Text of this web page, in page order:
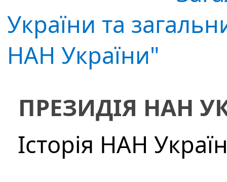
України та
НАН України"
ПРЕЗИДІЯ НАН
Історія НАН